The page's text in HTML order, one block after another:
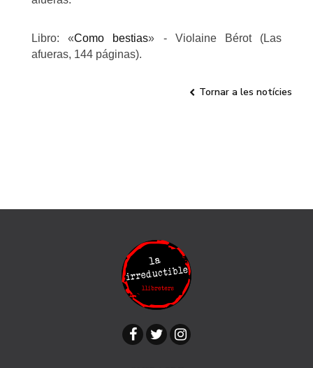
Libro:«Como bestias» - Violaine Bérot (Las
afueras, 144 páginas).
Tornar a les notícies